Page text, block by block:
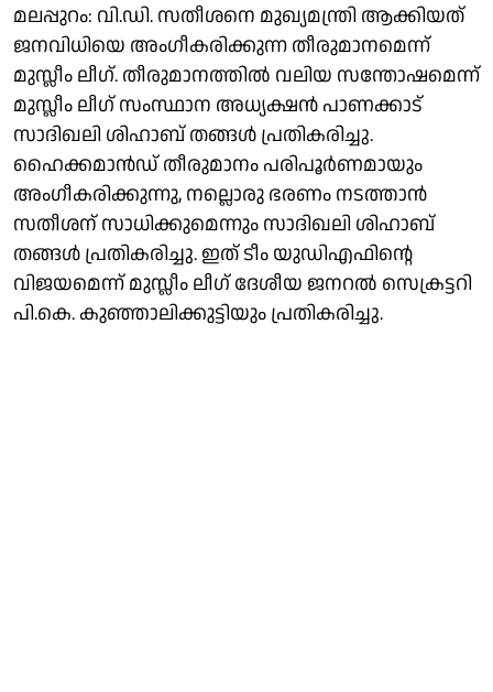
മലപ്പുറം: വി.ഡി. സതീശനെ മുഖ്യമന്ത്രി ആക്കിയത്
ജനവിധിയെ അംഗീകരിക്കുന്ന തീരുമാനമെന്ന്
മുസ്ലീം ലീഗ്. തീരുമാനത്തിൽ വലിയ സന്തോഷമെന്ന്
മുസ്ലീം ലീഗ് സംസ്ഥാന അധ്യക്ഷൻ പാണക്കാട്
സാദിഖലി ശിഹാബ് തങ്ങൾ പ്രതികരിച്ചു.
ഹൈക്കമാന്‍ഡ് തീരുമാനം പരിപൂര്‍ണമായും
അംഗീകരിക്കുന്നു, നല്ലൊരു ഭരണം നടത്താന്‍
സതീശന് സാധിക്കുമെന്നും സാദിഖലി ശിഹാബ്
തങ്ങൾ പ്രതികരിച്ചു. ഇത് ടീം യുഡിഎഫിൻ്റെ
വിജയമെന്ന് മുസ്ലീം ലീഗ് ദേശീയ ജനറൽ സെക്രട്ടറി
പി.കെ. കുഞ്ഞാലിക്കുട്ടിയും പ്രതികരിച്ചു.